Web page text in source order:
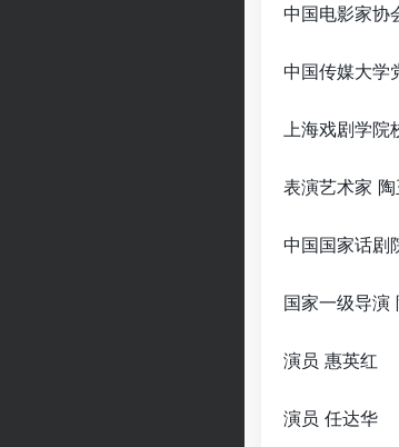
中国电影家协
中国传媒大学
上海戏剧学院
表演艺术家 陶
中国国家话剧
国家一级导演
演员 惠英红
演员 任达华